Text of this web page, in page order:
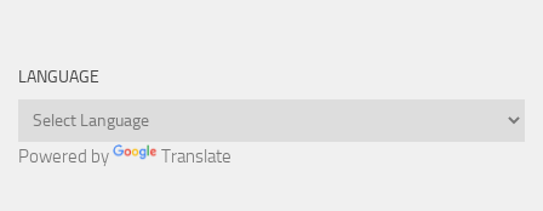
LANGUAGE
Powered by Translate